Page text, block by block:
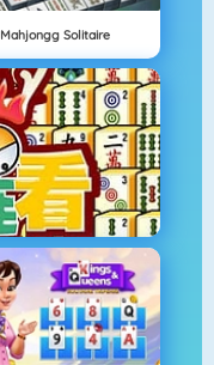
Mahjongg Solitaire